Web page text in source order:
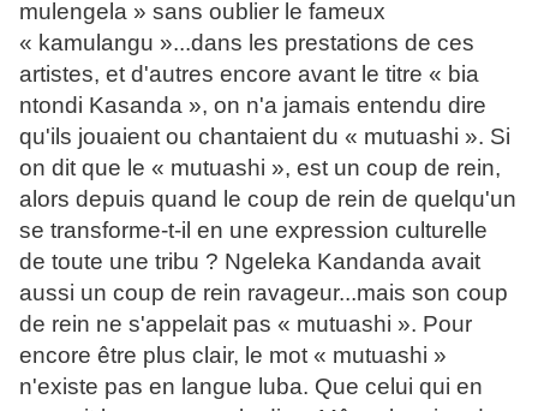
mulengela » sans oublier le fameux
« kamulangu »...dans les prestations de ces
artistes, et d'autres encore avant le titre « bia
ntondi Kasanda », on n'a jamais entendu dire
qu'ils jouaient ou chantaient du « mutuashi ». Si
on dit que le « mutuashi », est un coup de rein,
alors depuis quand le coup de rein de quelqu'un
se transforme-t-il en une expression culturelle
de toute une tribu ? Ngeleka Kandanda avait
aussi un coup de rein ravageur...mais son coup
de rein ne s'appelait pas « mutuashi ». Pour
encore être plus clair, le mot « mutuashi »
n'existe pas en langue luba. Que celui qui en